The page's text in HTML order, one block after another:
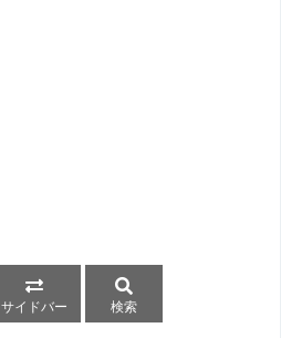
サイドバー 検索